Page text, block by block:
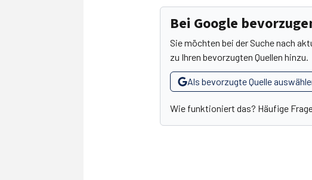
Bei Google
Sie möchten bei der Suche nach
zu Ihren bevorzugten Quellen hinzu.
Als bevorzugte Quelle
Wie funktioniert das? Häufige